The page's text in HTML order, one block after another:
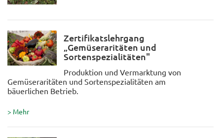
Zertifikatslehrgang
„Gemüseraritäten und
Sortenspezialitäten"
Produktion und Vermarktung von
Gemüseraritäten und Sortenspezialitäten am
bäuerlichen Betrieb.
> Mehr